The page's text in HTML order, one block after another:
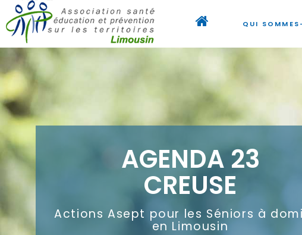
QUI
AGENDA 23
CREUSE
Actions Asept pour les Séniors à
en Limousin